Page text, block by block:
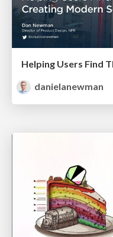
danielanewman